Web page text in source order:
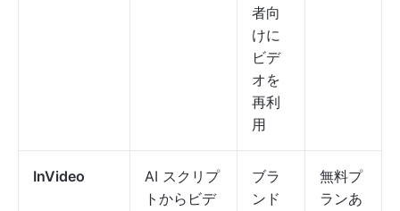
者向
けに
ビデ
オを
再利
用
InVideo
AI スクリプ
トからビデ
ブラ
ンド
無料プ
ランあ